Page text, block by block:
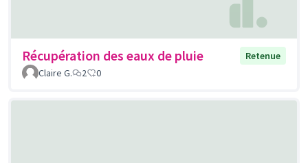
Récupération des eaux de pluie
Retenue
Claire G.
2 0